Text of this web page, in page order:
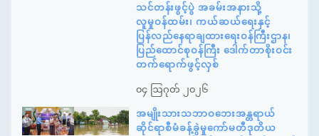
သင်တန်းဖွင့်ပွဲ အခမ်းအနားသို့
လူမှုဝန်ထမ်း၊ ကယ်ဆယ်ရေးနှင့်
ပြန်လည်နေရာချထားရေးဝန်ကြီးဌာန၊
ပြည်ထောင်စုဝန်ကြီး ဒေါက်တာစိုးဝင်း
တက်ရောက်ဖွင့်လှစ်
၀၄ ဩဂုတ် ၂၀၂၆
အမျိုးသားသဘာဝဘေးအန္တရာယ်
ဆိုင်ရာစီမံခန့်ခွဲမှုကော်မတီဒုတိယ